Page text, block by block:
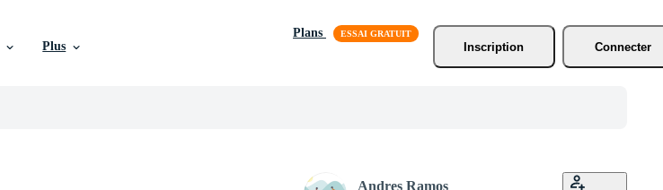
Plus
Plans
Inscription
Connecter
Andres Ramos